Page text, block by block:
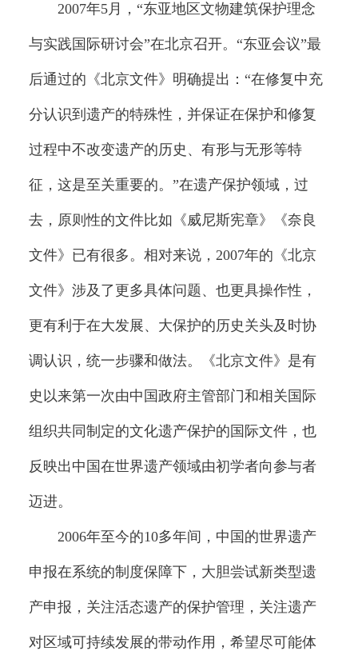
2007年5月，“东亚地区文物建筑保护理念
与实践国际研讨会”在北京召开。“东亚会议”最
后通过的《北京文件》明确提出：“在修复中充
分认识到遗产的特殊性，并保证在保护和修复
过程中不改变遗产的历史、有形与无形等特
征，这是至关重要的。”在遗产保护领域，过
去，原则性的文件比如《威尼斯宪章》《奈良
文件》已有很多。相对来说，2007年的《北京
文件》涉及了更多具体问题、也更具操作性，
更有利于在大发展、大保护的历史关头及时协
调认识，统一步骤和做法。《北京文件》是有
史以来第一次由中国政府主管部门和相关国际
组织共同制定的文化遗产保护的国际文件，也
反映出中国在世界遗产领域由初学者向参与者
迈进。
2006年至今的10多年间，中国的世界遗产
申报在系统的制度保障下，大胆尝试新类型遗
产申报，关注活态遗产的保护管理，关注遗产
对区域可持续发展的带动作用，希望尽可能体